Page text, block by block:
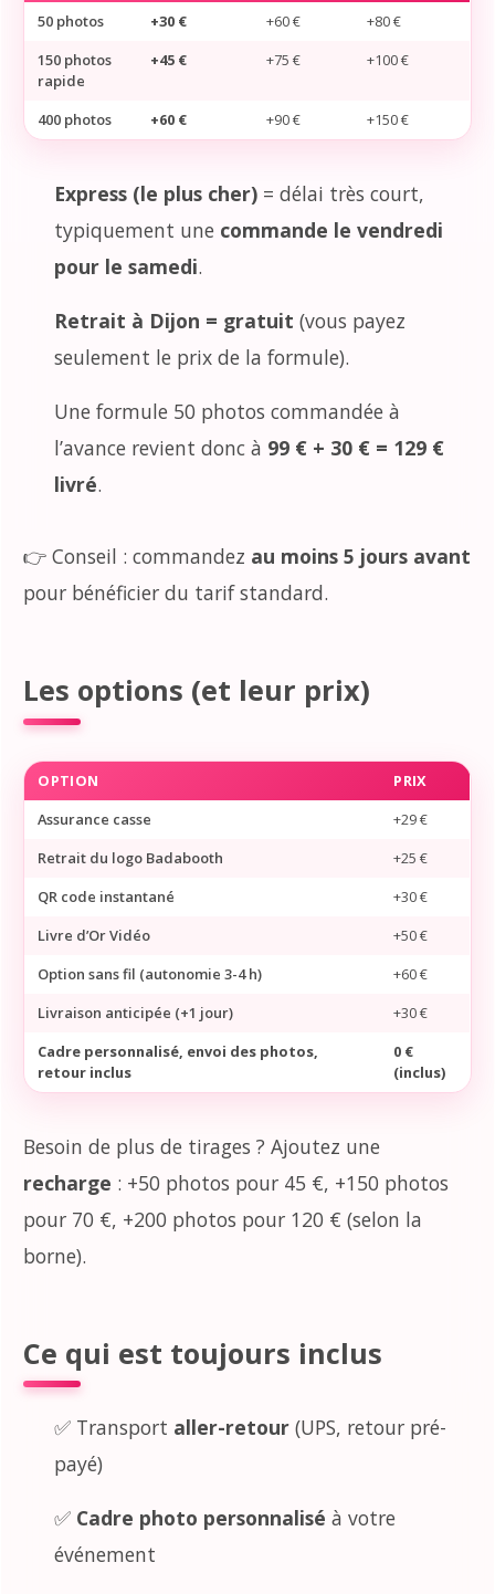
50 photos +30 € +60 €
+80 €
150 photos
rapide
+45 € +75 € +100 €
400 photos +60 € +90 € +150 €
Express (le plus cher) = délai très court,
typiquement une commande le vendredi
pour le samedi.
Retrait à Dijon = gratuit (vous payez
seulement le prix de la formule).
Une formule 50 photos commandée à
l’avance revient donc à 99 € + 30 € = 129 €
livré.
👉 Conseil : commandez au moins 5 jours avant
pour bénéficier du tarif standard.
Les options (et leur prix)
OPTION
PRIX
Assurance casse
+29 €
Retrait du logo Badabooth
+25 €
QR code instantané
+30 €
Livre d’Or Vidéo
+50 €
Option sans fil (autonomie 3-4 h)
+60 €
Livraison anticipée (+1 jour)
+30 €
Cadre personnalisé, envoi des photos,
retour inclus
0 €
(inclus)
Besoin de plus de tirages ? Ajoutez une
recharge : +50 photos pour 45 €, +150 photos
pour 70 €, +200 photos pour 120 € (selon la
borne).
Ce qui est toujours inclus
✅ Transport aller-retour (UPS, retour pré-
payé)
✅ Cadre photo personnalisé à votre
événement